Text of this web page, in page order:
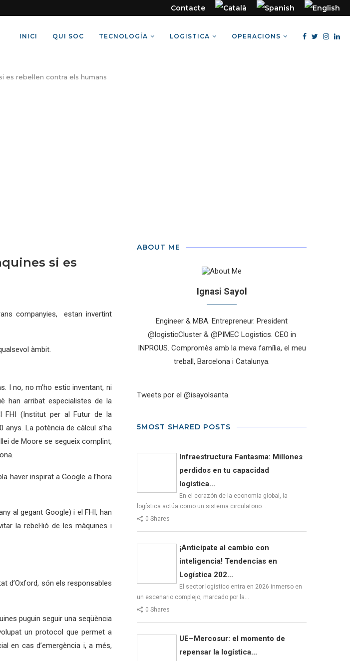
Contacte
INICI QUI SOC TECNOLOGÍA LOGISTICA OPERACIONS
rebel·len contra els humans
si es
companyies, estan invertint
àmbit.
I no, no m’ho estic inventant, ni
han arribat especialistes de la
FHI (Institut per al Futur de la
La potència de càlcul s’ha
de Moore se segueix complint,
haver inspirat a Google a l’hora
al gegant Google) i el FHI, han
la rebel·lió de les màquines i
d’Oxford, són els responsables
puguin seguir una seqüència
un protocol que permet a
en cas d’emergència i, a més,
ABOUT ME
Ignasi Sayol
Engineer & MBA. Entrepreneur. President
@logisticCluster & @PIMEC Logistics. CEO in
INPROUS. Compromès amb la meva família, el meu
treball, Barcelona i Catalunya.
Tweets por el @isayolsanta.
5MOST SHARED POSTS
Infraestructura Fantasma: Millones
perdidos en tu capacidad
logística...
En el corazón de la economía global, la
logística actúa como un sistema circulatorio…
0 Shares
¡Anticípate al cambio con
inteligencia! Tendencias en
Logística 202...
El sector logístico entra en 2026 inmerso en
un escenario complejo, marcado por la…
0 Shares
UE–Mercosur: el momento de
repensar la logística...